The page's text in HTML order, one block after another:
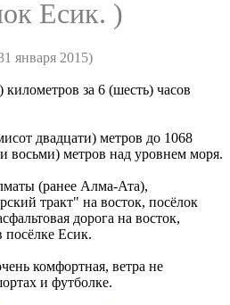
Есик. )
января 2015)
за 6 (шесть) часов
двадцати) метров до 1068
восьми) метров над уровнем моря.
(ранее Алма-Ата),
тракт" на восток, посёлок
дорога на восток,
посёлке Есик.
комфортная, ветра не
и футболке.